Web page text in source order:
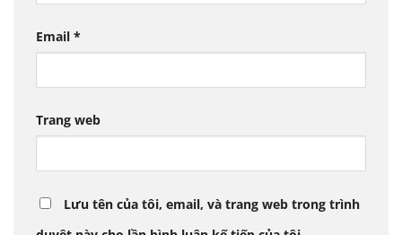
Email *
Trang web
Lưu tên của tôi, email, và trang web trong trình